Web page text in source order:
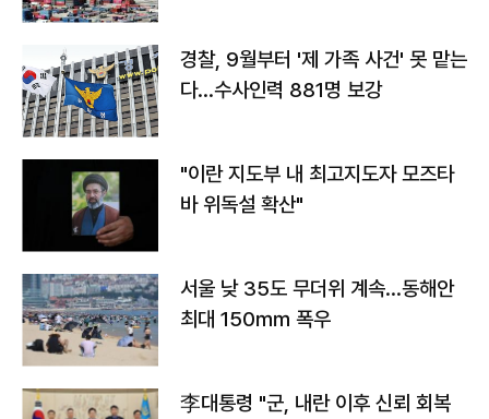
경찰, 9월부터 '제 가족 사건' 못 맡는
다…수사인력 881명 보강
"이란 지도부 내 최고지도자 모즈타
바 위독설 확산"
서울 낮 35도 무더위 계속…동해안
최대 150㎜ 폭우
李대통령 "군, 내란 이후 신뢰 회복